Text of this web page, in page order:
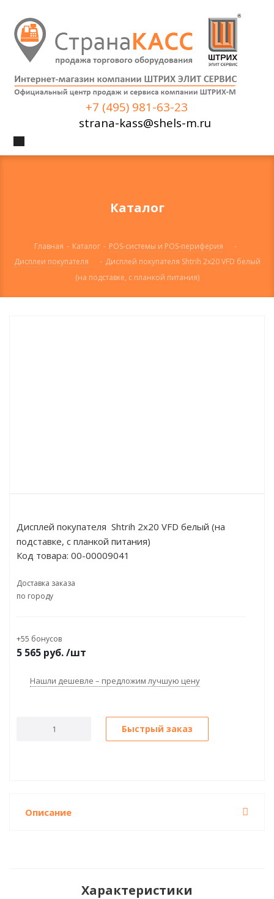
+7 (495) 981-63-23
strana-kass@shels-m.ru
Каталог
Главная - Каталог - POS-системы и POS-периферия
-
Дисплеи покупателя
- Дисплей покупателя Shtrih 2x20 VFD белый
(на подставке, с планкой питания)
Дисплей покупателя Shtrih 2x20 VFD белый (на
подставке, с планкой питания)
Код товара: 00-00009041
Доставка заказа
по городу
+55 бонусов
5 565 руб./шт
Нашли дешевле – предложим лучшую цену
Быстрый заказ
Описание
Характеристики